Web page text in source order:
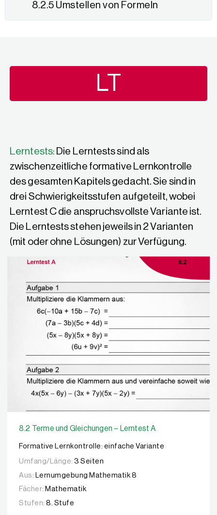
8.2.5 Umstellen von Formeln
LT
Lerntests: Die Lerntests sind als
zwischenzeitliche formative Lernkontrolle
des gesamten Kapitels gedacht. Sie sind in
drei Schwierigkeitsstufen aufgeteilt, wobei
Lerntest C die anspruchsvollste Variante ist.
Die Lerntests stehen jeweils in 2 Varianten
(mit oder ohne Lösungen) zur Verfügung.
8.2 Terme und Gleichungen – Lerntest A
Formative Lernkontrolle: einfache Variante
Umfang/Länge: 3 Seiten
Aus:
Lernumgebung Mathematik 8
Fächer: Mathematik
Stufen: 8. Stufe